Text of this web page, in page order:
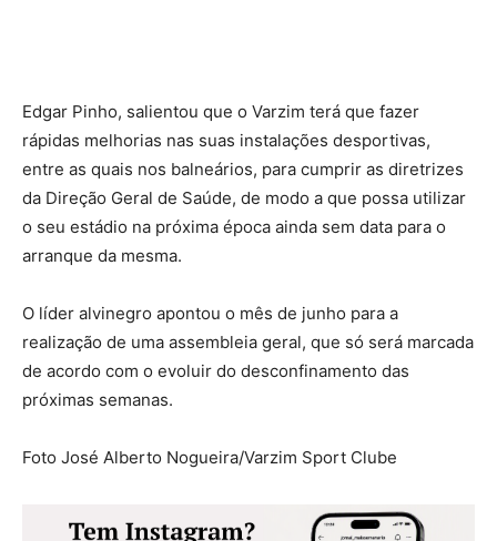
Edgar Pinho, salientou que o Varzim terá que fazer
rápidas melhorias nas suas instalações desportivas,
entre as quais nos balneários, para cumprir as diretrizes
da Direção Geral de Saúde, de modo a que possa utilizar
o seu estádio na próxima época ainda sem data para o
arranque da mesma.
O líder alvinegro apontou o mês de junho para a
realização de uma assembleia geral, que só será marcada
de acordo com o evoluir do desconfinamento das
próximas semanas.
Foto José Alberto Nogueira/Varzim Sport Clube